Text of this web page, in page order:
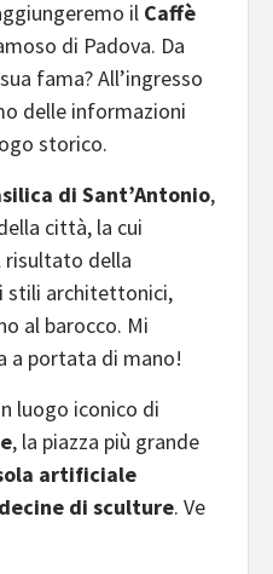
il Caffè
di Padova. Da
fama? All’ingresso
delle informazioni
storico.
di Sant’Antonio,
città, la cui
risultato della
stili architettonici,
al barocco. Mi
a portata di mano!
luogo iconico di
, la piazza più grande
artificiale
decine di sculture. Ve